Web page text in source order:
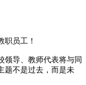
员工！
导、教师代表将与同
题不是过去，而是未